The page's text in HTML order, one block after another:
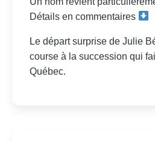
Détails en commentaires
Le départ surprise de Julie
course à la succession qui
Québec.